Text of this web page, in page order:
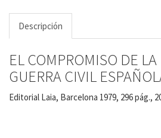
Descripción
EL COMPROMISO DE
GUERRA CIVIL
Editorial Laia, Barcelona 1979, 296 pág.,